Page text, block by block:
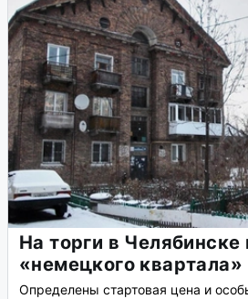
На торги в Челябинске
«немецкого квартала»
Определены стартовая цена и